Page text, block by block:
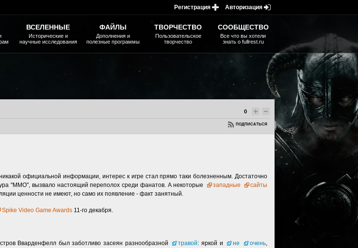
0
ПОДПИСАТЬСЯ
официальной информации, интерес к игре стал прямо таки болезненным. Достаточно
"MMO", вызвало настоящий переполох среди фанатов. А некоторые западные
сайты
ценности не имеют, но само их появление - факт занятный.
Spike Video Game Awards 11-го декабря.
Вварденфелл был заботливо засеян разнообразной травой: яркой и не очень,
ВСЕЛЕННЫЕ
Исторические и
научные исследования
ФАЙЛЫ
Дополнения и
полезные программы
ТВОРЧЕСТВО
Пользовательское
творчество
СООБЩЕСТВО
Все что вы хотели
знать о fullrest.ru
Авторизация
Регистрация